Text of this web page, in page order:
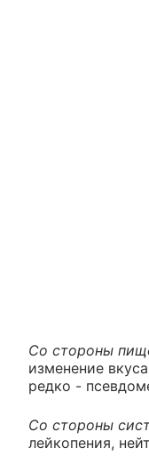
Со стороны
изменение
редко -
Со стороны
лейкопения,